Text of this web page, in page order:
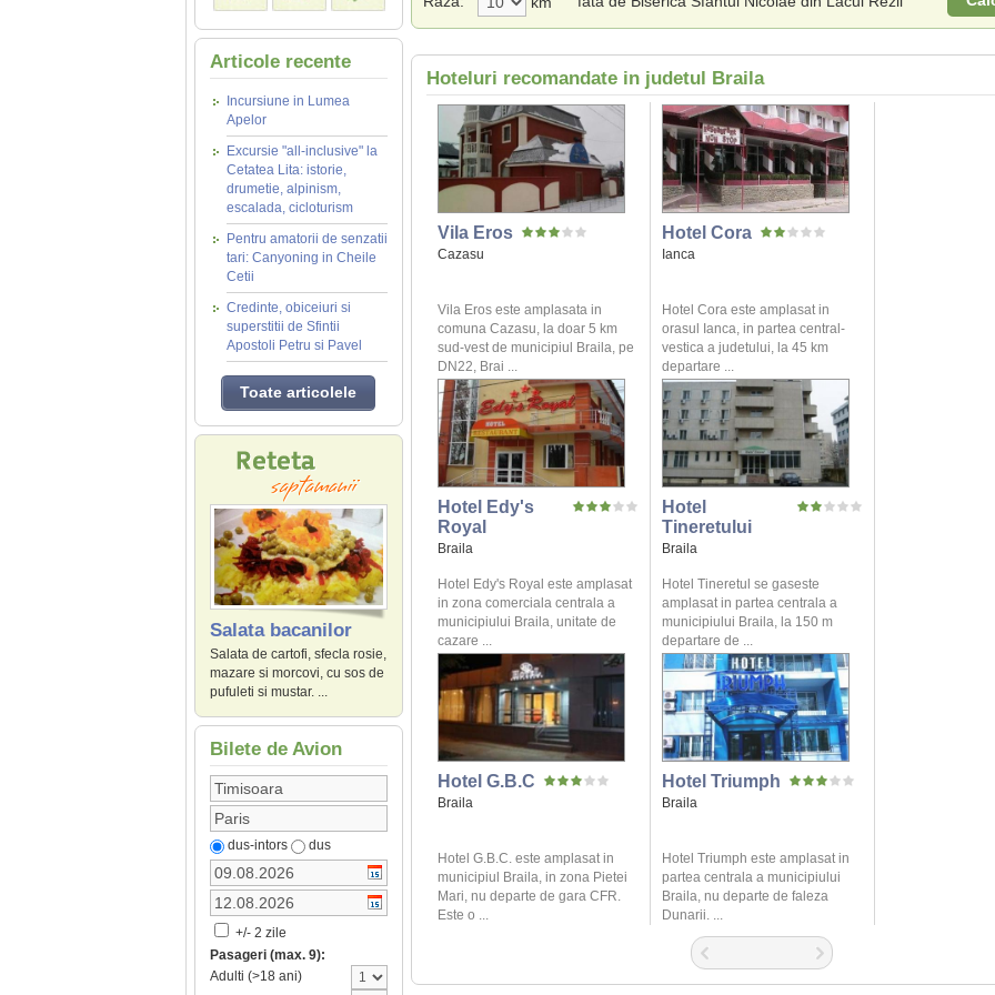
Articole recente
Incursiune in Lumea
Apelor
Excursie "all-inclusive" la
Cetatea Lita: istorie,
drumetie, alpinism,
escalada, cicloturism
Pentru amatorii de senzatii
tari: Canyoning in Cheile
Cetii
Credinte, obiceiuri si
superstitii de Sfintii
Apostoli Petru si Pavel
Toate articolele
Salata bacanilor
Salata de cartofi, sfecla rosie,
mazare si morcovi, cu sos de
pufuleti si mustar. ...
Bilete de Avion
dus-intors dus
+/- 2 zile
Pasageri (max. 9):
Adulti (>18 ani)
Hoteluri recomandate in judetul Braila
Vila Eros
Cazasu
Vila Eros este amplasata in
comuna Cazasu, la doar 5 km
sud-vest de municipiul Braila, pe
DN22, Brai ...
Hotel Cora
Ianca
Hotel Cora este amplasat in
orasul Ianca, in partea central-
vestica a judetului, la 45 km
departare ...
Hotel Edy's
Royal
Braila
Hotel Edy's Royal este amplasat
in zona comerciala centrala a
municipiului Braila, unitate de
cazare ...
Hotel
Tineretului
Braila
Hotel Tineretul se gaseste
amplasat in partea centrala a
municipiului Braila, la 150 m
departare de ...
Hotel G.B.C
Braila
Hotel G.B.C. este amplasat in
municipiul Braila, in zona Pietei
Mari, nu departe de gara CFR.
Este o ...
Hotel Triumph
Braila
Hotel Triumph este amplasat in
partea centrala a municipiului
Braila, nu departe de faleza
Dunarii. ...